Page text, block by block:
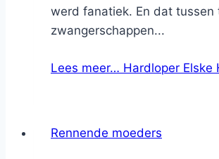
werd fanatiek. En dat tussen
zwangerschappen...
Lees meer… Hardloper Elske
Rennende moeders